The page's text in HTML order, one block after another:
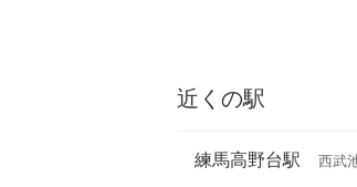
近くの駅
練馬高野台駅 西武